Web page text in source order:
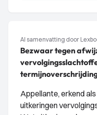
AI samenvatting door
Bezwaar tegen
Appellante, erkend
uitkeringen